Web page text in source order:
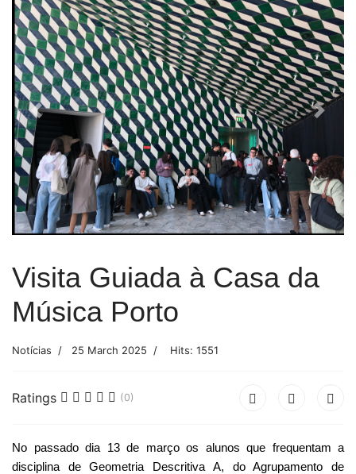
Previous Next
Visita Guiada à Casa da
Música Porto
Notícias 25 March 2025 Hits: 1551
Ratings (0)
No passado dia 13 de março os alunos que frequentam a
disciplina de Geometria Descritiva A, do Agrupamento de